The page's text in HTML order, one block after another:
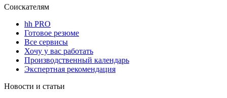
Соискателям
hh PRO
Готовое резюме
Все сервисы
Хочу у вас работать
Производственный календарь
Экспертная рекомендация
Новости и статьи